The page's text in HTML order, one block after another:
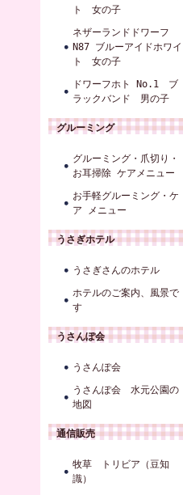
ト 女の子
ネザーランドドワーフ
N87 ブルーアイドホワイ
ト 女の子
ドワーフホト No.1 ブ
ラックバンド 男の子
グルーミング
グルーミング・爪切り・
お耳掃除 ケアメニュー
お手軽グルーミング・ケ
ア メニュー
うさぎホテル
うさぎさんのホテル
ホテルのご案内、風景で
す
うさんぽ会
うさんぽ会
うさんぽ会 水元公園の
地図
通信販売
牧草 トリビア（豆知
識）